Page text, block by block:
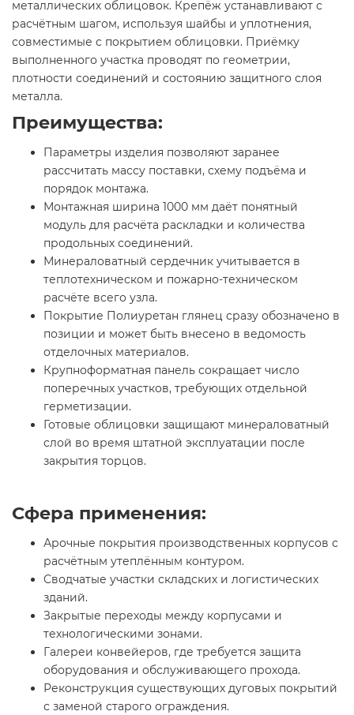
металлических облицовок. Крепёж устанавливают с
расчётным шагом, используя шайбы и уплотнения,
совместимые с покрытием облицовки. Приёмку
выполненного участка проводят по геометрии,
плотности соединений и состоянию защитного слоя
металла.
Преимущества:
Параметры изделия позволяют заранее
рассчитать массу поставки, схему подъёма и
порядок монтажа.
Монтажная ширина 1000 мм даёт понятный
модуль для расчёта раскладки и количества
продольных соединений.
Минераловатный сердечник учитывается в
теплотехническом и пожарно-техническом
расчёте всего узла.
Покрытие Полиуретан глянец сразу обозначено в
позиции и может быть внесено в ведомость
отделочных материалов.
Крупноформатная панель сокращает число
поперечных участков, требующих отдельной
герметизации.
Готовые облицовки защищают минераловатный
слой во время штатной эксплуатации после
закрытия торцов.
Сфера применения:
Арочные покрытия производственных корпусов с
расчётным утеплённым контуром.
Сводчатые участки складских и логистических
зданий.
Закрытые переходы между корпусами и
технологическими зонами.
Галереи конвейеров, где требуется защита
оборудования и обслуживающего прохода.
Реконструкция существующих дуговых покрытий
с заменой старого ограждения.